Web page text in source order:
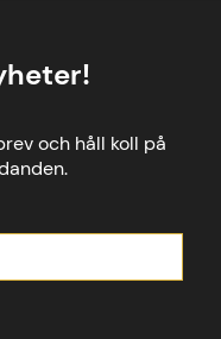
och håll koll på